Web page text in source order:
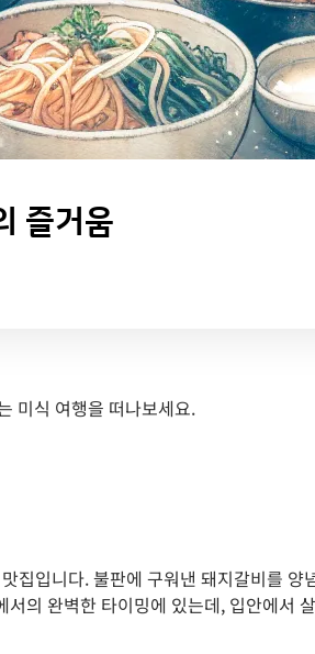
즐거움
미식 여행을 떠나보세요.
집입니다. 불판에 구워낸 돼지갈비를
의 완벽한 타이밍에 있는데, 입안에서